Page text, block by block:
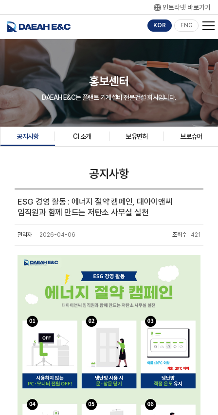
인트라넷 바로가기
KOR ENG
홍보센터
DAEAH E&C는 플랜트 기계설비 전문건설 회사입니다.
공지사항 CI 소개 보유면허 브로슈어
공지사항
ESG 경영 활동 : 에너지 절약 캠페인, 대아이앤씨
임직원과 함께 만드는 저탄소 사무실 실천
관리자 2026-04-06 조회수 421